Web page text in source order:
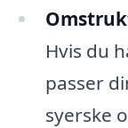
Hvis du
passer
syerske